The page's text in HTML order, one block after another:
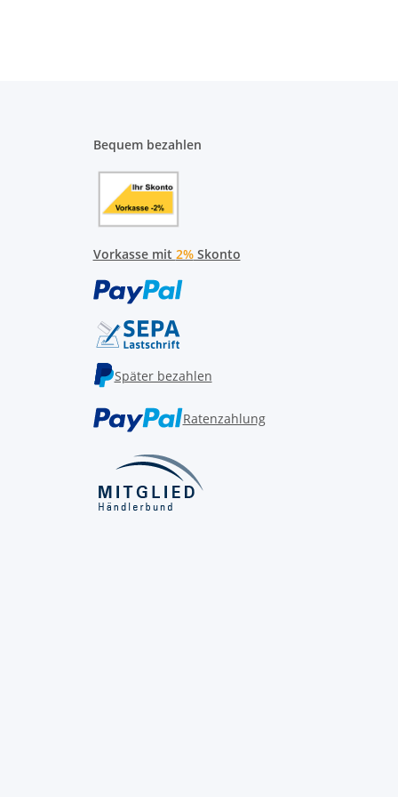
Bequem bezahlen
Vorkasse mit 2%Skonto
Später bezahlen
Ratenzahlung